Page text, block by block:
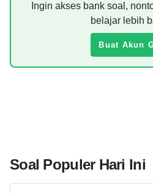
Ingin akses bank soal,
belajar lebih
Buat Akun
Soal Populer Hari Ini